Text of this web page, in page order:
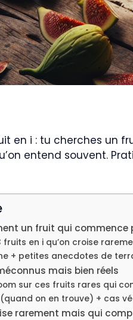
en i : tu cherches un
entend souvent.
un fruit qui commence
fruits en i qu’on croise
+ petites anecdotes de
mais bien réels
sur ces fruits rares qui
on en trouve) + cas
rarement mais qui